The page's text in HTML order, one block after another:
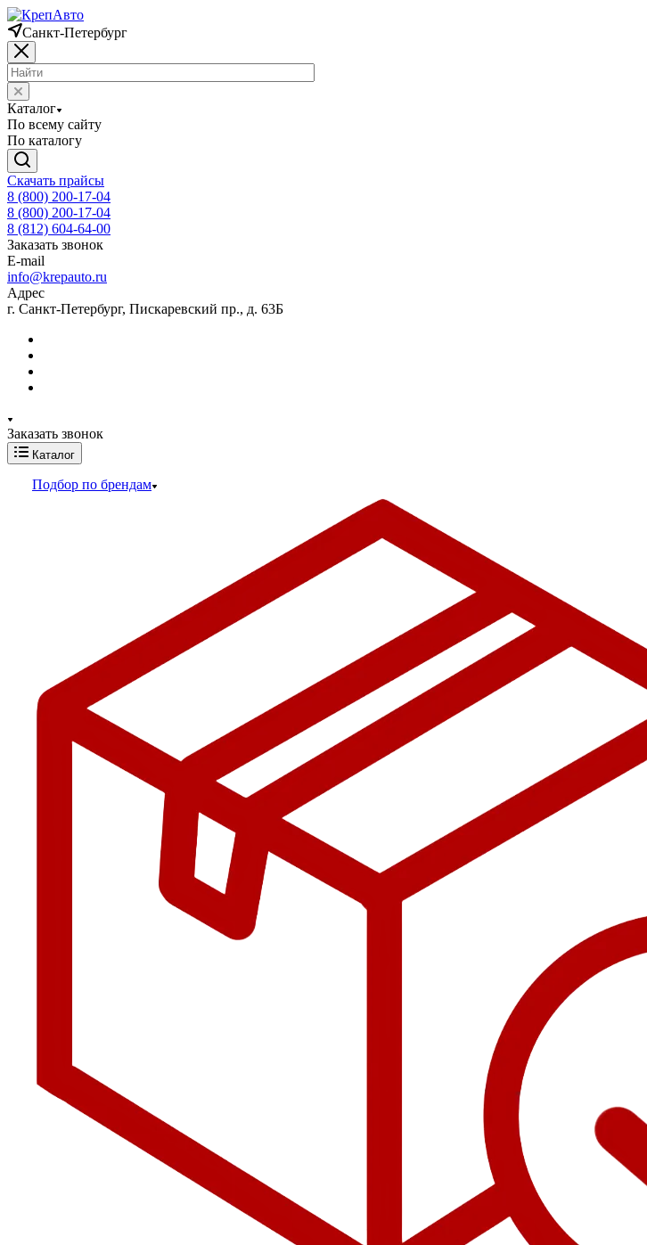
Санкт-Петербург
Каталог
По всему сайту
По каталогу
Скачать прайсы
8 (800) 200-17-04
8 (800) 200-17-04
8 (812) 604-64-00
Заказать звонок
E-mail
info@krepauto.ru
Адрес
г. Санкт-Петербург, Пискаревский пр., д. 63Б
Заказать звонок
Каталог
Подбор по брендам